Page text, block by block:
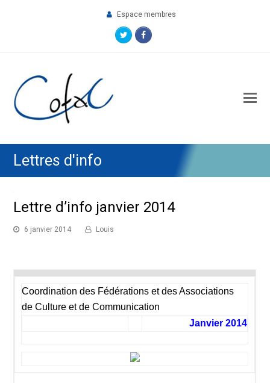
Espace membres
TwitterFacebook
Lettres d'info
Lettre d’info janvier 2014
6 janvier 2014 Louis
Coordination des Fédérations et des Associations
de Culture et de Communication
Janvier 2014